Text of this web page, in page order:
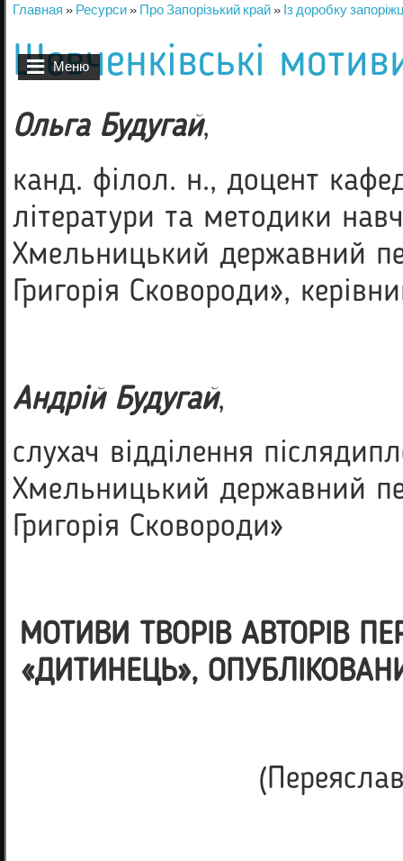
Меню
Главная »Ресурси»Про Запорізький край»Із доробку
Шевченківські
Ольга Будугай,
канд. філол. н., доцент
літератури та методики
Хмельницький державний
Григорія Сковороди»,
Андрій Будугай,
слухач відділення
Хмельницький державний
Григорія Сковороди»
МОТИВИ ТВОРІВ АВТОРІВ
«ДИТИНЕЦЬ»,